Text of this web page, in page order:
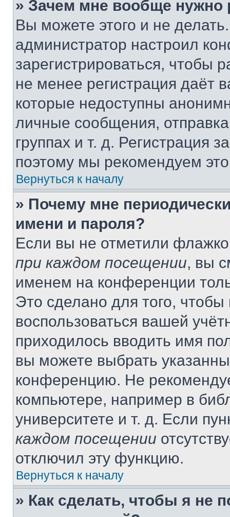
» Зачем мне вообще нужно
Вы можете этого и не
администратор настроил
зарегистрироваться, чтобы
не менее регистрация даёт
которые недоступны
личные сообщения,
группах и т. д. Регистрация
поэтому мы рекомендуем
Вернуться к началу
» Почему мне
имени и пароля?
Если вы не отметили
при каждом посещении, вы
именем на конференции
Это сделано для того, чтобы
воспользоваться вашей
приходилось вводить имя
вы можете выбрать
конференцию. Не
компьютере, например в
университете и т. д. Если
каждом посещении
отключил эту функцию.
Вернуться к началу
» Как сделать, чтобы я не